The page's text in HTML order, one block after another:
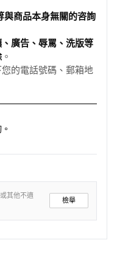
與商品本身無關的咨詢
、廣告、辱罵、洗版等
。
的電話號碼、郵箱地
其他不適
檢舉